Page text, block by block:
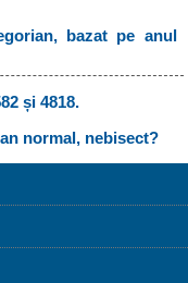
bazat pe anul
și 4818.
normal, nebisect?